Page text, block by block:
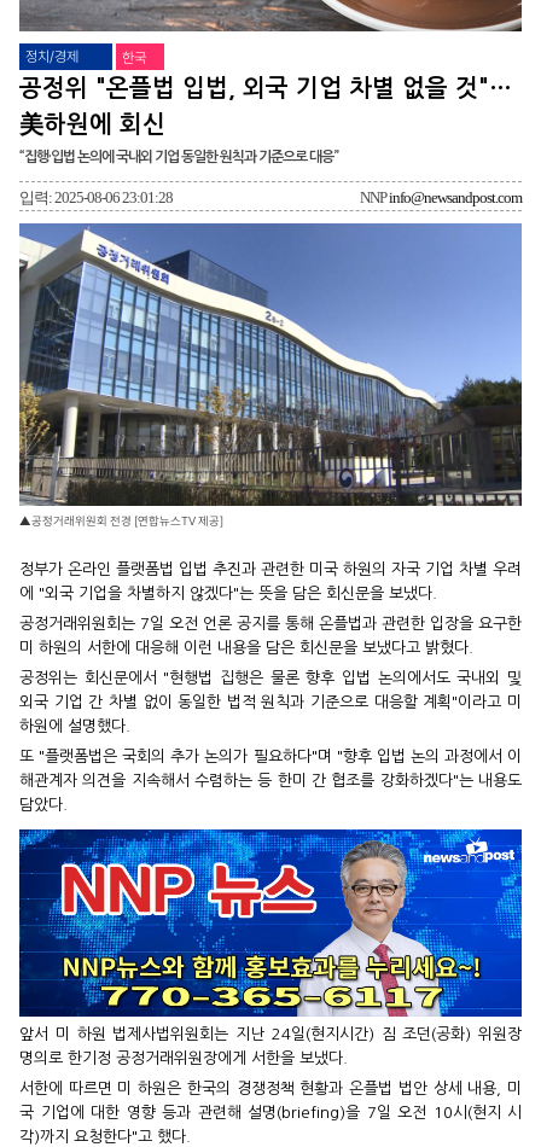
정치/경제 한국
공정위 "온플법 입법, 외국 기업 차별 없을 것"…
美하원에 회신
“집행·입법 논의에 국내외 기업 동일한 원칙과 기준으로 대응”
입력: 2025-08-06 23:01:28 NNPinfo@newsandpost.com
▲공정거래위원회 전경 [연합뉴스TV 제공]
정부가 온라인 플랫폼법 입법 추진과 관련한 미국 하원의 자국 기업 차별 우려
에 "외국 기업을 차별하지 않겠다"는 뜻을 담은 회신문을 보냈다.
공정거래위원회는 7일 오전 언론 공지를 통해 온플법과 관련한 입장을 요구한
미 하원의 서한에 대응해 이런 내용을 담은 회신문을 보냈다고 밝혔다.
공정위는 회신문에서 "현행법 집행은 물론 향후 입법 논의에서도 국내외 및
외국 기업 간 차별 없이 동일한 법적 원칙과 기준으로 대응할 계획"이라고 미
하원에 설명했다.
또 "플랫폼법은 국회의 추가 논의가 필요하다"며 "향후 입법 논의 과정에서 이
해관계자 의견을 지속해서 수렴하는 등 한미 간 협조를 강화하겠다"는 내용도
담았다.
앞서 미 하원 법제사법위원회는 지난 24일(현지시간) 짐 조던(공화) 위원장
명의로 한기정 공정거래위원장에게 서한을 보냈다.
서한에 따르면 미 하원은 한국의 경쟁정책 현황과 온플법 법안 상세 내용, 미
국 기업에 대한 영향 등과 관련해 설명(briefing)을 7일 오전 10시(현지 시
각)까지 요청한다"고 했다.